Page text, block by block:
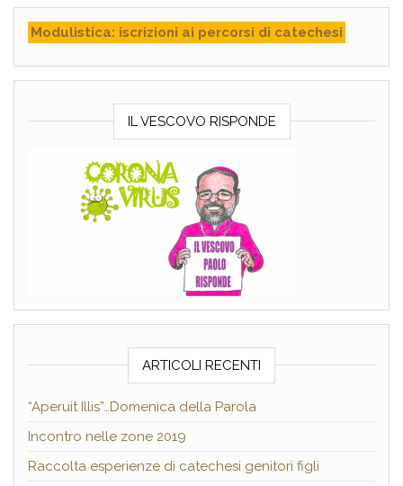
Modulistica: iscrizioni ai percorsi di catechesi
IL VESCOVO RISPONDE
ARTICOLI RECENTI
“Aperuit Illis”…Domenica della Parola
Incontro nelle zone 2019
Raccolta esperienze di catechesi genitori figli